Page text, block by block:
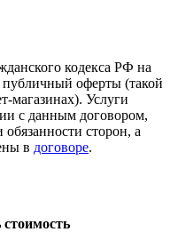
кодекса РФ на
оферты (такой
магазинах). Услуги
с данным договором,
сторон, а
в договоре.
стоимость